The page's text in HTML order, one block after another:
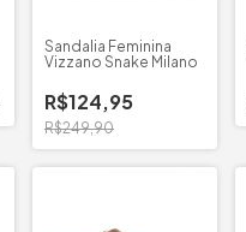
Sandalia Feminina
Vizzano Snake Milano
R$124,95
R$249,90